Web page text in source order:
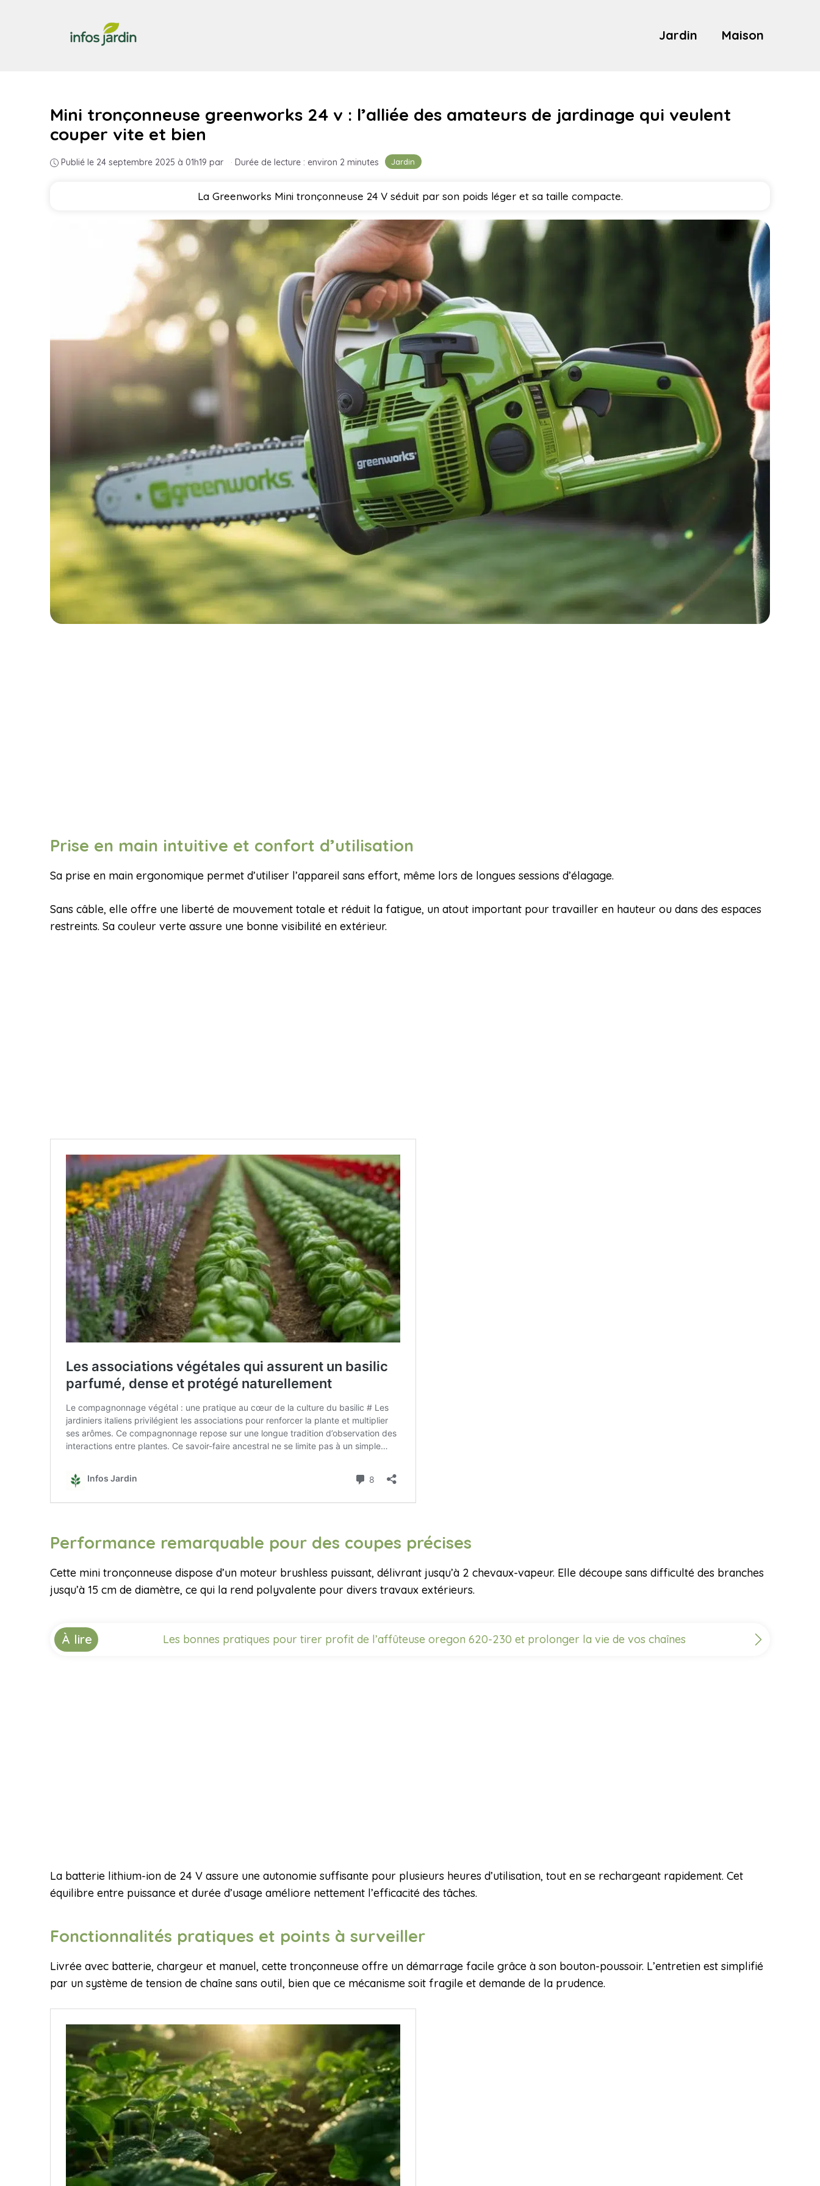
Jardin Maison
Jardin
Mini tronçonneuse greenworks 24 v : l’alliée des amateurs de jardinage qui veulent
couper vite et bien
Publié le 24 septembre 2025 à 01h19 par · Durée de lecture : environ 2 minutes
La Greenworks Mini tronçonneuse 24 V séduit par son poids léger et sa taille compacte.
Prise en main intuitive et confort d’utilisation
Sa prise en main ergonomique permet d’utiliser l’appareil sans effort, même lors de longues sessions d’élagage.
Sans câble, elle offre une liberté de mouvement totale et réduit la fatigue, un atout important pour travailler en hauteur ou dans des espaces
restreints. Sa couleur verte assure une bonne visibilité en extérieur.
Performance remarquable pour des coupes précises
Cette mini tronçonneuse dispose d’un moteur brushless puissant, délivrant jusqu’à 2 chevaux-vapeur. Elle découpe sans difficulté des branches
jusqu’à 15 cm de diamètre, ce qui la rend polyvalente pour divers travaux extérieurs.
À lire Les bonnes pratiques pour tirer profit de l’affûteuse oregon 620-230 et prolonger la vie de vos chaînes
La batterie lithium-ion de 24 V assure une autonomie suffisante pour plusieurs heures d’utilisation, tout en se rechargeant rapidement. Cet
équilibre entre puissance et durée d’usage améliore nettement l’efficacité des tâches.
Fonctionnalités pratiques et points à surveiller
Livrée avec batterie, chargeur et manuel, cette tronçonneuse offre un démarrage facile grâce à son bouton-poussoir. L’entretien est simplifié
par un système de tension de chaîne sans outil, bien que ce mécanisme soit fragile et demande de la prudence.